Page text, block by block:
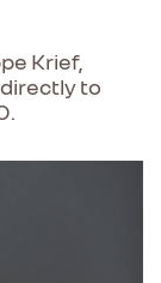
Krief,
to